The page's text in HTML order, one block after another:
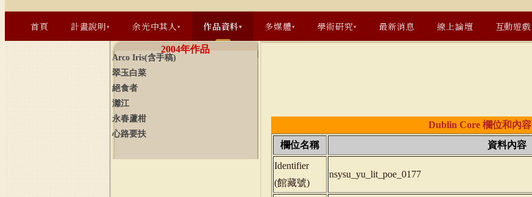
首頁 計畫說明▾ 余光中其人▾ 作品資料▾ 多媒體▾ 學術研究▾ 最新消息 線上論壇 互動遊戲
2004年作品
Arco Iris(含手稿)
翠玉白菜
絕食者
灕江
永春蘆柑
心路要扶
Dublin Core欄位和內容
欄位名稱
資料內容
Identifier
(館藏號)
nsysu_yu_lit_poe_0177